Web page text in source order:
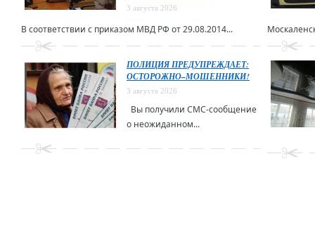
3 августа 2026
В соответствии с приказом МВД РФ от 29.08.2014...
ПОЛИЦИЯ ПРЕДУПРЕЖДАЕТ:
ОСТОРОЖНО–МОШЕННИКИ!
3 августа 2026
Вы получили СМС-сообщение
о неожиданном...